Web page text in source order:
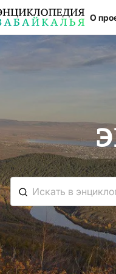
О
"
К сожалению, ничего